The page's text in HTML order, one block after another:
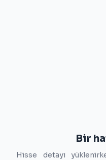
Bir
Hisse detayı